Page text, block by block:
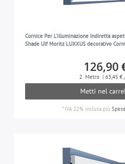
Cornice Per L'illuminazione Indiretta
Shade Ulf Moritz LUXXUS decorativo
126,90
2 Metro | 63,45 €
Metti nel
* IVA 22% inclusapiù